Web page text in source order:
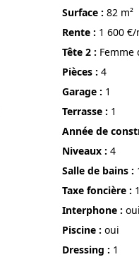
surface : 82 m²
Rente : 1 600 €/
Tête 2 : Femme
pièces : 4
Garage : 1
terrasse : 1
année de
niveaux : 4
Salle de bains :
Taxe foncière :
Interphone : oui
Piscine : oui
Dressing : 1